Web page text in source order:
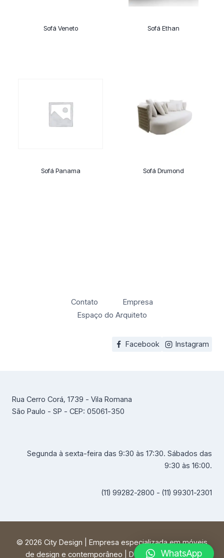
Sofá Veneto Sofá Ethan
Sofá Panama Sofá Drumond
Contato
Empresa
Espaço do Arquiteto
Facebook Instagram
Rua Cerro Corá, 1739 - Vila Romana
São Paulo - SP - CEP: 05061-350
Segunda à sexta-feira das 9:30 às 17:30. Sábados das
9:30 às 16:00.
(11) 99282-2800 - (11) 99301-2301
© 2026 City Design | Empresa especializada em móveis
de design e contemporâneo | Desenvolvido porFF
WhatsApp